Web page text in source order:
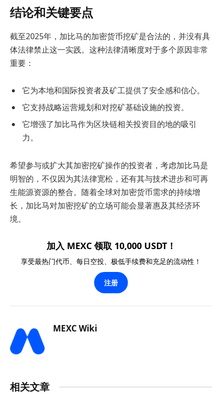
结论和关键要点
截至2025年，加比马的加密货币挖矿是合法的，并没有具
体法律禁止这一实践。这种法律清晰度对于多个原因非常
重要：
它为本地和国际投资者及矿工提供了安全感和信心。
它支持战略运营规划和对挖矿基础设施的投资。
它增强了加比马作为区块链相关投资目的地的吸引
力。
希望参与或扩大其加密挖矿操作的投资者，考虑加比马是
明智的，不仅因为其法律宽松，还有其与技术进步和可再
生能源资源的整合。随着全球对加密货币需求的持续增
长，加比马对加密挖矿的立场可能会显著惠及其经济环
境。
加入 MEXC 领取 10,000 USDT！
享受最热门代币、每日空投、极低手续费和充足的流动性！
注册
MEXC Wiki
相关文章